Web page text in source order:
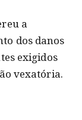
a
dos danos
exigidos
vexatória.